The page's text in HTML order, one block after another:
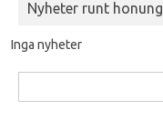
Nyheter runt honung
Inga nyheter
efter: